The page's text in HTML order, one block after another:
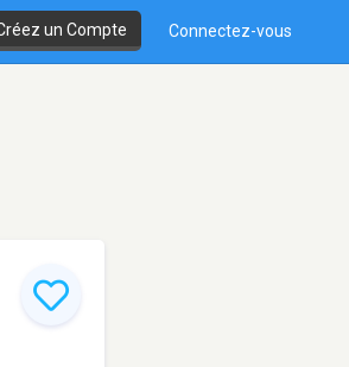
un Compte Connectez-vous